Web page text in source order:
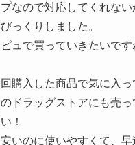
なので対応してくれな
っくりしました。
ュで買っていきたいです
購入した商品で気に入
ドラッグストアにも売
！
いのに使いやすくて、早